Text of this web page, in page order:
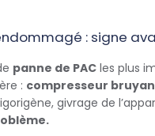
: signe
panne de PAC les plus
: compresseur
givrage de